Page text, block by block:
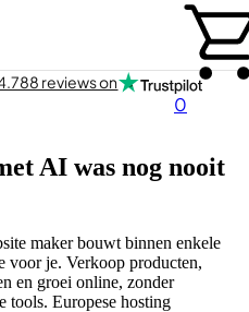
0
reviews on
AI was nog nooit
maker bouwt binnen enkele
voor je. Verkoop producten,
en groei online, zonder
tools. Europese hosting